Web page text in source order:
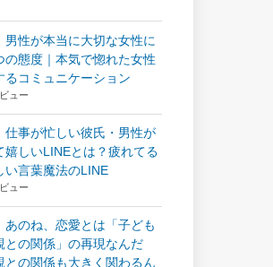
男性が本当に大切な女性に
の態度｜本気で惚れた女性
るコミュニケーション
ュー
仕事が忙しい彼氏・男性が
嬉しいLINEとは？疲れてる
い言葉魔法のLINE
ュー
あのね、恋愛とは「子ども
との関係」の再現なんだ
との関係も大きく関わるん